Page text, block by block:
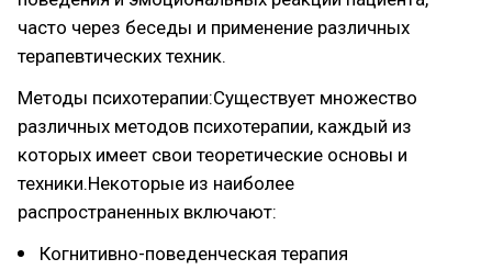
часто через беседы и применение различных
терапевтических техник.
Методы психотерапии:Существует множество
различных методов психотерапии, каждый из
которых имеет свои теоретические основы и
техники.Некоторые из наиболее
распространенных включают:
Когнитивно-поведенческая терапия